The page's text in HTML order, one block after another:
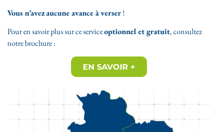
Vous n’avezaucune avance à verser!
Pour en savoir plus sur ce serviceoptionnel et gratuit, consultez
notre brochure :
EN SAVOIR +